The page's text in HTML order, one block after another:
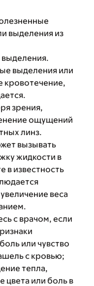
выделения из
выделения.
выделения или
кровотечение,
зрения,
ощущений
линз.
вызывать
жидкости в
в известность
веса
с врачом, если
или чувство
с кровью;
тепла,
цвета или боль в